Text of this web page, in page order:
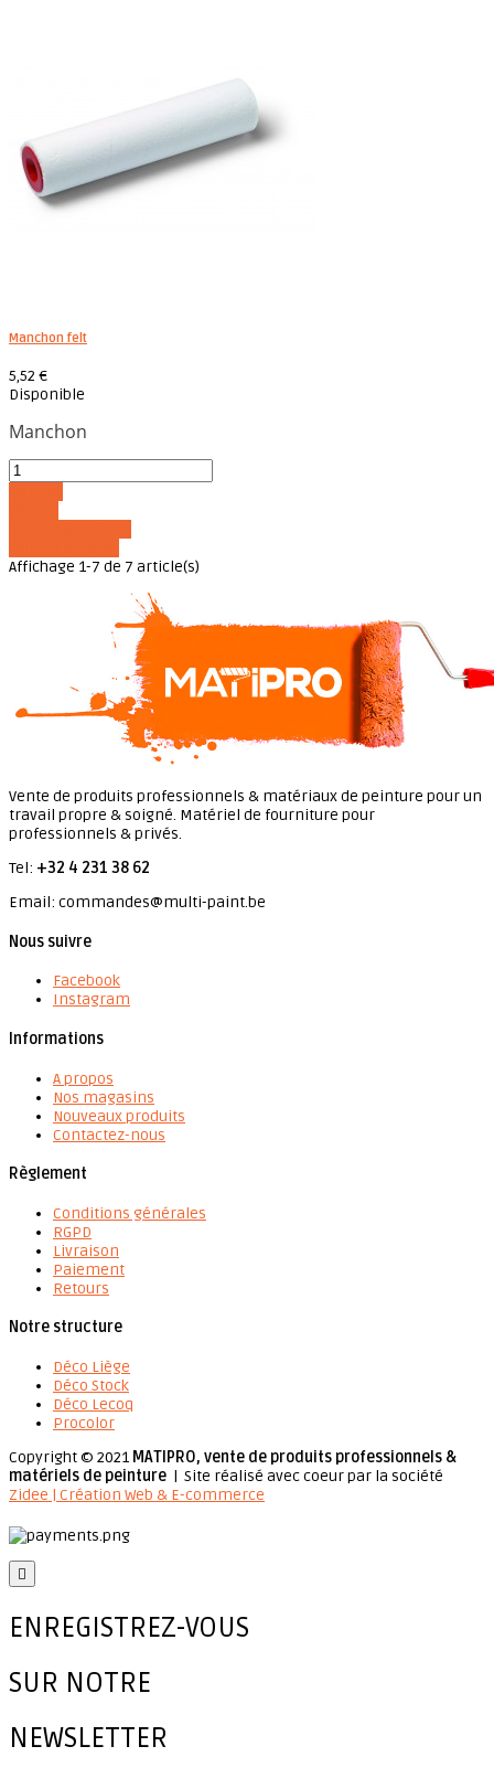
Manchon felt
5,52 €
Disponible
Manchon
Affichage 1-7 de 7 article(s)
Vente de produits professionnels & matériaux de peinture pour un
travail propre & soigné. Matériel de fourniture pour
professionnels & privés.
Tel: +32 4 231 38 62
Email: commandes@multi-paint.be
Nous suivre
Facebook
Instagram
Informations
A propos
Nos magasins
Nouveaux produits
Contactez-nous
Règlement
Conditions générales
RGPD
Livraison
Paiement
Retours
Notre structure
Déco Liège
Déco Stock
Déco Lecoq
Procolor
Copyright © 2021 MATIPRO, vente de produits professionnels &
matériels de peinture | Site réalisé avec coeur par la société
Zidee | Création Web & E-commerce

ENREGISTREZ-VOUS
SUR NOTRE
NEWSLETTER